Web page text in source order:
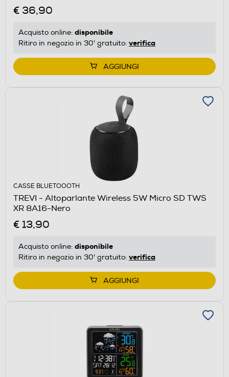
€ 36,90
Acquisto online: disponibile
Ritiro in negozio in 30' gratuito: verifica
AGGIUNGI
CASSE BLUETOOOTH
TREVI - Altoparlante Wireless 5W Micro SD TWS
XR 8A16-Nero
€ 13,90
Acquisto online: disponibile
Ritiro in negozio in 30' gratuito: verifica
AGGIUNGI